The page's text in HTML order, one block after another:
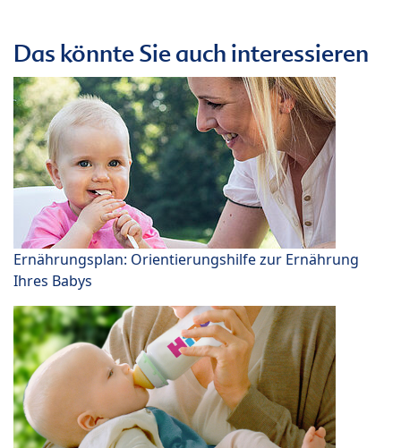
Das könnte Sie auch interessieren
Ernährungsplan: Orientierungshilfe zur Ernährung
Ihres Babys